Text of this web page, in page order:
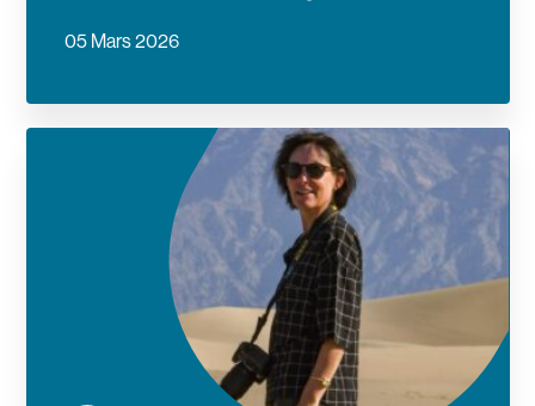
05 Mars 2026